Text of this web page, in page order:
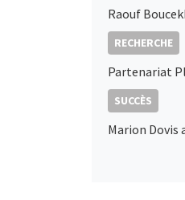
RECHERCHE
SUCCÈS